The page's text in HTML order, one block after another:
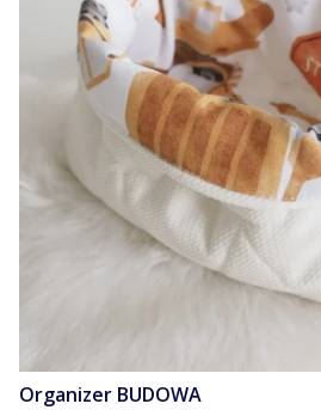
Organizer BUDOWA